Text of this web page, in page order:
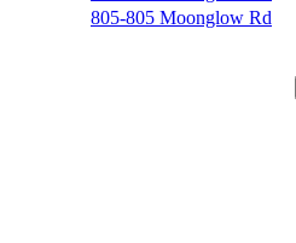
805-805 Moonglow Rd